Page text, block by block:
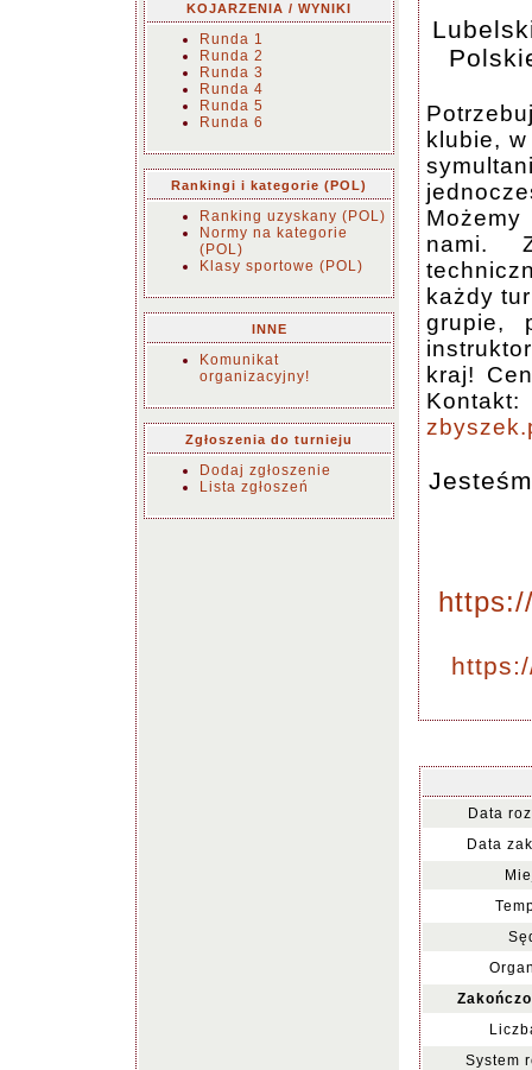
KOJARZENIA / WYNIKI
Runda 1
Runda 2
Runda 3
Runda 4
Runda 5
Runda 6
Rankingi i kategorie (POL)
Ranking uzyskany (POL)
Normy na kategorie
(POL)
Klasy sportowe (POL)
INNE
Komunikat
organizacyjny!
Zgłoszenia do turnieju
Dodaj zgłoszenie
Lista zgłoszeń
klubie,
nami.
każdy
grupie,
kraj!
Data
Data
System